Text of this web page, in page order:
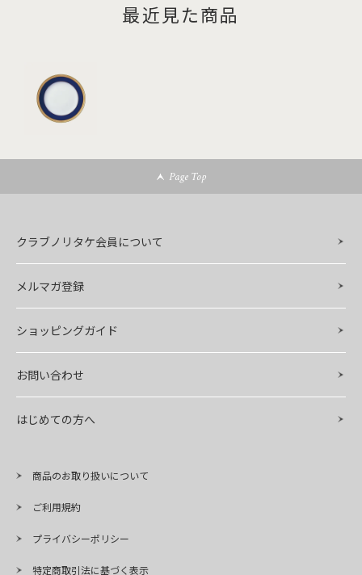
最近見た商品
Page Top
クラブノリタケ会員について
メルマガ登録
ショッピングガイド
お問い合わせ
はじめての方へ
商品のお取り扱いについて
ご利用規約
プライバシーポリシー
特定商取引法に基づく表示